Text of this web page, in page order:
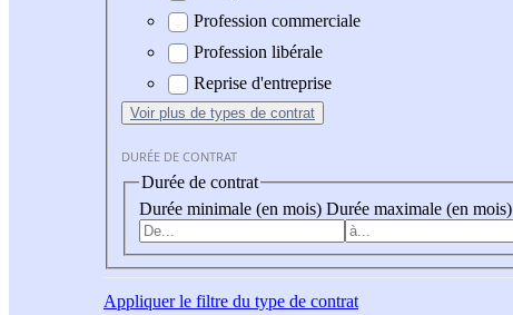
Profession commerciale
Profession libérale
Reprise d'entreprise
Voir plus de types de contrat
DURÉE DE CONTRAT
Durée de contrat
Durée minimale (en mois) Durée maximale (en mois)
Appliquerle filtre du type de contrat